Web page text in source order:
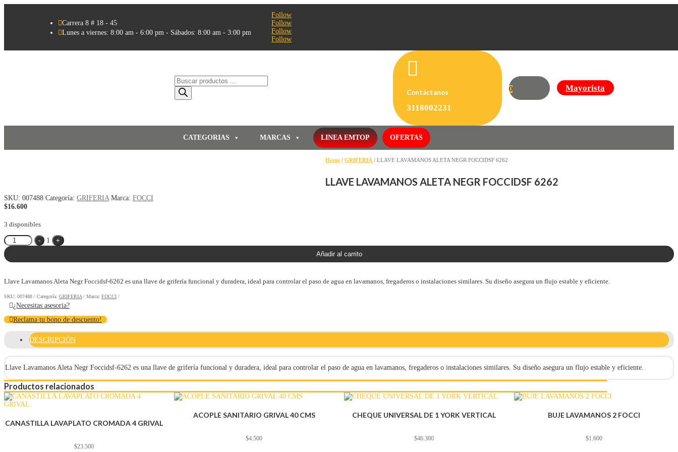
Carrera 8 # 18 - 45
Lunes a viernes: 8:00 am - 6:00 pm - Sábados: 8:00 am - 3:00 pm
Follow
Follow
Follow
Follow
Búsqueda
de
productos

Contáctanos
3118002231
0 Mayorista
CATEGORIAS MARCAS LINEA EMTOP OFERTAS
Home /GRIFERIA / LLAVE LAVAMANOS ALETA NEGR FOCCIDSF 6262
LLAVE LAVAMANOS ALETA NEGR FOCCIDSF 6262
SKU: 007488 Categoría: GRIFERIA Marca: FOCCI
$16.600
3 disponibles
Quantity
- 1
+
Añadir al carrito
Llave Lavamanos Aleta Negr Foccidsf-6262 es una llave de grifería funcional y duradera, ideal para controlar el paso de agua en lavamanos, fregaderos o instalaciones similares. Su diseño asegura un flujo estable y eficiente.
SKU: 007488 Categoría: GRIFERIA Marca: FOCCI
¿Necesitas asesoria?
Reclama tu bono de descuento!
DESCRIPCIÓN
Llave Lavamanos Aleta Negr Foccidsf-6262 es una llave de grifería funcional y duradera, ideal para controlar el paso de agua en lavamanos, fregaderos o instalaciones similares. Su diseño asegura un flujo estable y eficiente.
Productos relacionados
CANASTILLA LAVAPLATO CROMADA 4 GRIVAL
$23.500
ACOPLE SANITARIO GRIVAL 40 CMS
$4.500
CHEQUE UNIVERSAL DE 1 YORK VERTICAL
$46.300
BUJE LAVAMANOS 2 FOCCI
$1.600